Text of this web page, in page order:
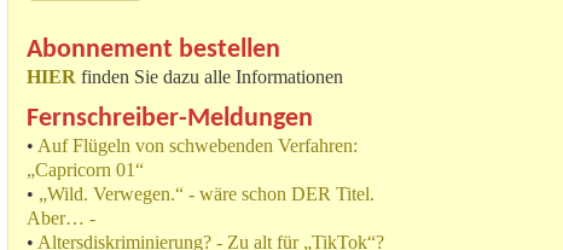
Abonnement bestellen
HIER finden Sie dazu alle Informationen
Fernschreiber-Meldungen
• Auf Flügeln von schwebenden Verfahren:
„Capricorn 01“
• „Wild. Verwegen.“ - wäre schon DER Titel.
Aber… -
• Altersdiskriminierung? - Zu alt für „TikTok“?